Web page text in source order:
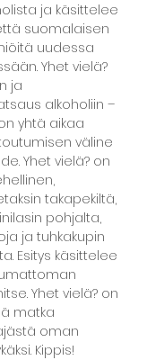
ja käsittelee
suomalaisen
uudessa
Yhet vielä?
ja
alkoholiin –
yhtä aikaa
väline
Yhet vielä? on
takapekiltä,
pohjalta,
ja tuhkakupin
Esitys käsittelee
Yhet vielä? on
matka
oman
Kippis!